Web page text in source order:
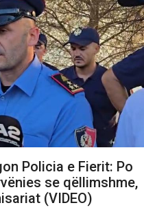
Policia e Fierit: Po
se qëllimshme,
(VIDEO)